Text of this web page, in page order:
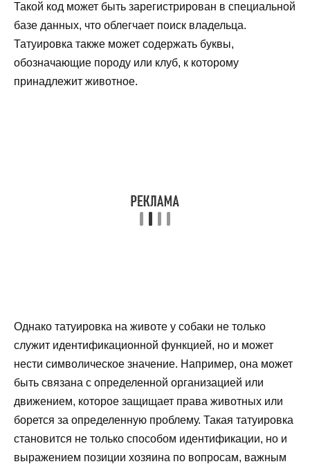
Такой код может быть зарегистрирован в специальной
базе данных, что облегчает поиск владельца.
Татуировка также может содержать буквы,
обозначающие породу или клуб, к которому
принадлежит животное.
Однако татуировка на животе у собаки не только
служит идентификационной функцией, но и может
нести символическое значение. Например, она может
быть связана с определенной организацией или
движением, которое защищает права животных или
борется за определенную проблему. Такая татуировка
становится не только способом идентификации, но и
выражением позиции хозяина по вопросам, важным